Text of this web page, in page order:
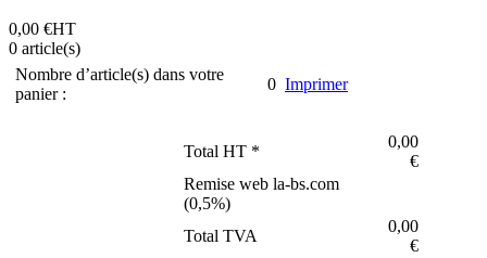
0,00 €HT
0 article(s)
Nombre d’article(s) dans votre
panier :
0 Imprimer
Total HT *
0,00
€
Remise web la-bs.com
(0,5%)
Total TVA
0,00
€